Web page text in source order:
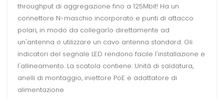
throughput di aggregazione fino a 125Mbit! Ha un
connettore N-maschio incorporato e punti di attacco
polari, in modo da collegarlo direttamente ad
un'antenna o utilizzare un cavo antenna standard. Gli
indicatori del segnale LED rendono facile l'installazione e
l'allineamento. La scatola contiene: Unità di saldatura,
anelli di montaggio, iniettore PoE e adattatore di
alimentazione